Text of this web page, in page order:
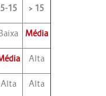
5-15 > 15
Média
Alta
Alta Alta